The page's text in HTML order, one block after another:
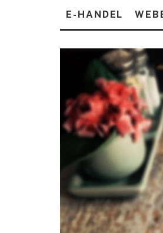
E-HANDEL